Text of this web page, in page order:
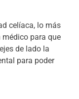
celíaca, lo más
médico para que
de lado la
para poder